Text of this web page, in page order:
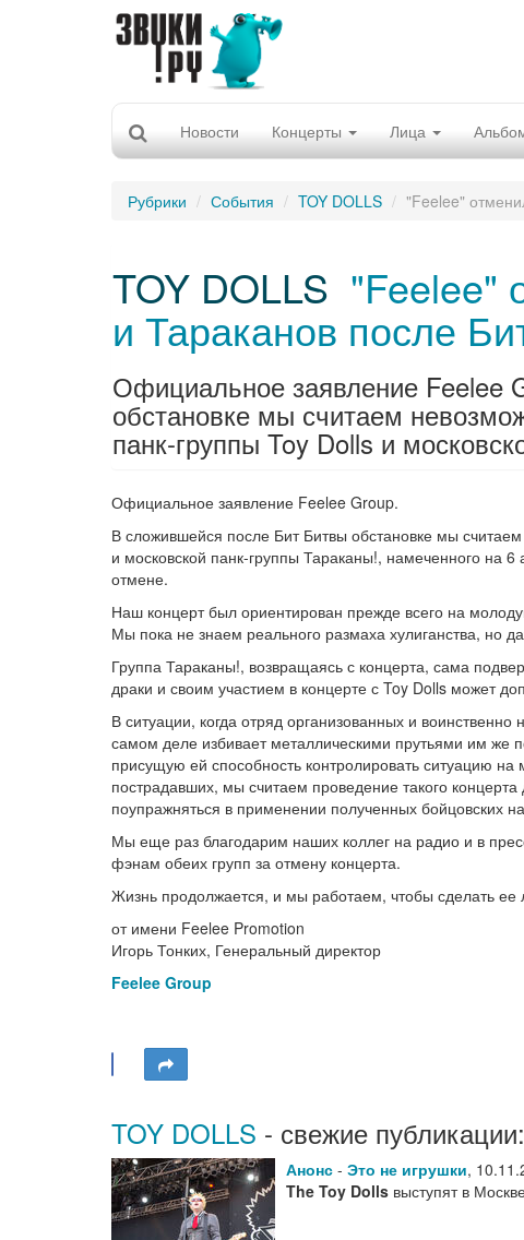
Новости Концерты Лица
Рубрики События TOY DOLLS "Feelee"
TOY DOLLS "Feelee"
и Тараканов после
Официальное заявление Feelee
обстановке мы считаем
панк-группы Toy Dolls и
Официальное заявление Feelee Group.
В сложившейся после Бит Битвы обстановке мы
и московской панк-группы Тараканы!, намеченного на
отмене.
Наш концерт был ориентирован прежде всего на
Мы пока не знаем реального размаха хулиганства, но
Группа Тараканы!, возвращаясь с концерта, сама
драки и своим участием в концерте с Toy Dolls может
В ситуации, когда отряд организованных и
самом деле избивает металлическими прутьями им же
присущую ей способность контролировать ситуацию
пострадавших, мы считаем проведение такого
поупражняться в применении полученных бойцовских
Мы еще раз благодарим наших коллег на радио и в
фэнам обеих групп за отмену концерта.
Жизнь продолжается, и мы работаем, чтобы сделать ее
от имени Feelee Promotion
Игорь Тонких, Генеральный директор
Feelee Group
TOY DOLLS - свежие публикации:
Анонс - Это не игрушки,
The Toy Dolls выступят в